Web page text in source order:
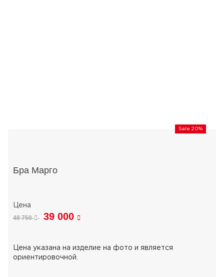
Sale 20%
Бра Марго
48 750 39 000
Цена указана на изделие на фото и является
ориентировочной.